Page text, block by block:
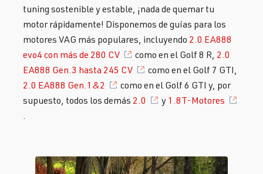
tuning sostenible y estable, ¡nada de quemar tu
motor rápidamente! Disponemos de guías para los
motores VAG más populares, incluyendo 2.0 EA888
evo4 con más de 280 CV
como en el Golf 8 R, 2.0
EA888 Gen.3 hasta 245 CV
como en el Golf 7 GTI,
2.0 EA888 Gen.1&2
como en el Golf 6 GTI y, por
supuesto, todos los demás 2.0 y 1.8T-Motores